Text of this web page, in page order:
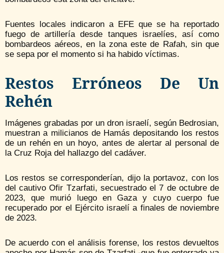
Fuentes locales indicaron a EFE que se ha reportado
fuego de artillería desde tanques israelíes, así como
bombardeos aéreos, en la zona este de Rafah, sin que
se sepa por el momento si ha habido víctimas.
Restos Erróneos De Un
Rehén
Imágenes grabadas por un dron israelí, según Bedrosian,
muestran a milicianos de Hamás depositando los restos
de un rehén en un hoyo, antes de alertar al personal de
la Cruz Roja del hallazgo del cadáver.
Los restos se corresponderían, dijo la portavoz, con los
del cautivo Ofir Tzarfati, secuestrado el 7 de octubre de
2023, que murió luego en Gaza y cuyo cuerpo fue
recuperado por el Ejército israelí a finales de noviembre
de 2023.
De acuerdo con el análisis forense, los restos devueltos